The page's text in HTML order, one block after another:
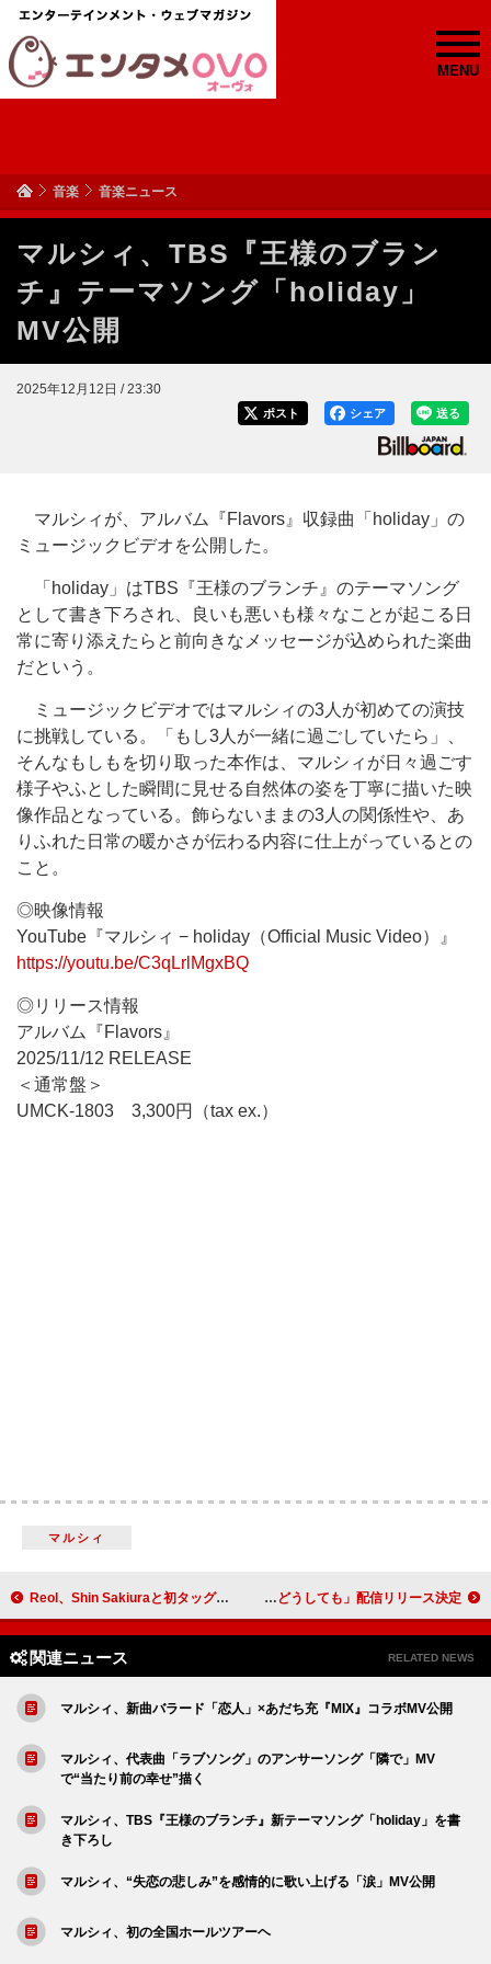
MENU
音楽 音楽ニュース
マルシィ、TBS『王様のブラン
チ』テーマソング「holiday」
MV公開
2025年12月12日 / 23:30
送る
シェア
ポスト
マルシィが、アルバム『Flavors』収録曲「holiday」の
ミュージックビデオを公開した。
「holiday」はTBS『王様のブランチ』のテーマソング
として書き下ろされ、良いも悪いも様々なことが起こる日
常に寄り添えたらと前向きなメッセージが込められた楽曲
だという。
ミュージックビデオではマルシィの3人が初めての演技
に挑戦している。「もし3人が一緒に過ごしていたら」、
そんなもしもを切り取った本作は、マルシィが日々過ごす
様子やふとした瞬間に見せる自然体の姿を丁寧に描いた映
像作品となっている。飾らないままの3人の関係性や、あ
りふれた日常の暖かさが伝わる内容に仕上がっているとの
こと。
◎映像情報
YouTube『マルシィ − holiday（Official Music Video）』
https://youtu.be/C3qLrlMgxBQ
◎リリース情報
アルバム『Flavors』
2025/11/12 RELEASE
＜通常盤＞
UMCK-1803 3,300円（tax ex.）
マルシィ
Reol、Shin Sakiuraと初タッグを組んだ新曲「おとめの肖像」MV公開 back number、NHKウインタースポーツテーマソングの新曲「どうしてもどうしても」配信リリース決定
関連ニュース RELATED NEWS
マルシィ、新曲バラード「恋人」×あだち充『MIX』コラボMV公開
マルシィ、代表曲「ラブソング」のアンサーソング「隣で」MV
で“当たり前の幸せ”描く
マルシィ、TBS『王様のブランチ』新テーマソング「holiday」を書
き下ろし
マルシィ、“失恋の悲しみ”を感情的に歌い上げる「涙」MV公開
マルシィ、初の全国ホールツアーヘ